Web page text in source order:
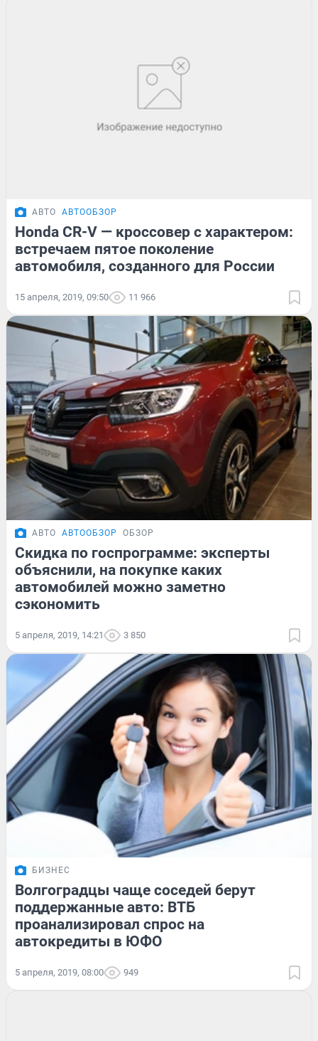
АВТО АВТООБЗОР
Honda CR-V — кроссовер с характером:
встречаем пятое поколение
автомобиля, созданного для России
15 апреля, 2019, 09:50 11 966
АВТО АВТООБЗОР ОБЗОР
Скидка по госпрограмме: эксперты
объяснили, на покупке каких
автомобилей можно заметно
сэкономить
5 апреля, 2019, 14:21 3 850
БИЗНЕС
Волгоградцы чаще соседей берут
поддержанные авто: ВТБ
проанализировал спрос на
автокредиты в ЮФО
5 апреля, 2019, 08:00 949